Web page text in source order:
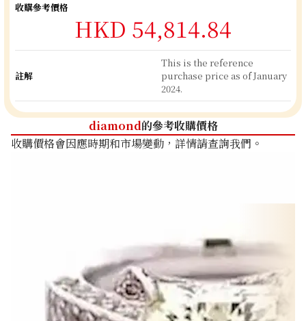
收購參考價格
HKD 54,814.84
註解
This is the reference
purchase price as of January
2024.
diamond的參考收購價格
收購價格會因應時期和市場變動，詳情請查詢我們。